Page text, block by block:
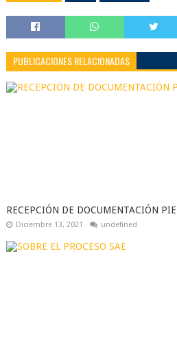
PUBLICACIONES RELACIONADAS
RECEPCIÓN DE DOCUMENTACIÓN PIE
Diciembre 13, 2021 undefined